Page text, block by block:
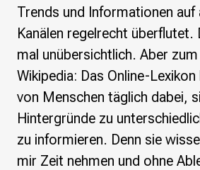
Das WikiLibrary Manifest
GLAM – Kultur- und
Lizenzhinweisgenerator
Monsters of Law
Offene Kulturdaten
Projekt Technische Wünsche
re•shape
Verschlusssache Prüfung
Wissen. Macht. Gerechtigkeit.
Trends und Informationen auf
Kanälen regelrecht überflutet.
mal unübersichtlich. Aber zum
Wikipedia: Das Online-
von Menschen täglich dabei,
Hintergründe zu
zu informieren. Denn sie
mir Zeit nehmen und ohne